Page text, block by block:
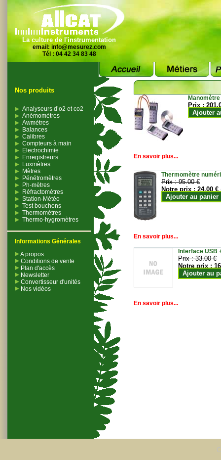
La culture de l'instrumentation
email: info@mesurez.com
Tél : 04 42 34 83 48
Nos produits
Analyseurs d’o2 et co2
Anémomètres
Awmètres
Balances
Calibres
Compteurs à main
Electrochimie
Enregistreurs
Luxmètres
Mètres
Pénétromètres
Ph-mètres
Réfractomètres
Station-Météo
Test bouchons
Thermomètres
Thermo-hygromètres
Informations Générales
A propos
Conditions de vente
Plan d'accès
Newsletter
Convertisseur d'unités
Nos vidéos
Prix :
Ajouter
En savoir plus...
Thermomètre
Prix :95.00 €
Notre prix :24.00 €
Ajouter au panier
En savoir plus...
Interface USB
Prix :33.00 €
Notre prix :
Ajouter au
En savoir plus...